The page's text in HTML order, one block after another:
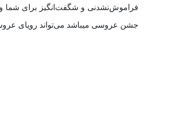
فراموش‌نشدنی و شگفت‌انگیز برای شما و
جشن عروسی میباشد می‌تواند رویای